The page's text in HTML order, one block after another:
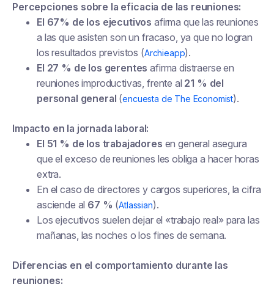
Percepciones sobre la eficacia de las reuniones:
El 67% de los ejecutivos afirma que las reuniones
a las que asisten son un fracaso, ya que no logran
los resultados previstos (Archieapp).
El 27 % de los gerentes afirma distraerse en
reuniones improductivas, frente al 21 % del
personal general (encuesta de The Economist).
Impacto en la jornada laboral:
El 51 % de los trabajadores en general asegura
que el exceso de reuniones les obliga a hacer horas
extra.
En el caso de directores y cargos superiores, la cifra
asciende al 67 % (Atlassian).
Los ejecutivos suelen dejar el «trabajo real» para las
mañanas, las noches o los fines de semana.
Diferencias en el comportamiento durante las
reuniones: